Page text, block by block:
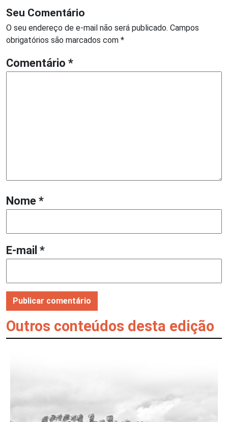
Seu Comentário
O seu endereço de e-mail não será publicado. Campos
obrigatórios são marcados com *
Comentário *
Nome *
E-mail *
Outros conteúdos desta edição